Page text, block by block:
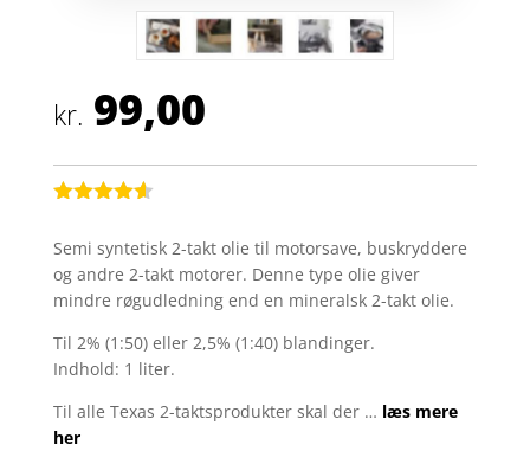
kr. 99,00
ud af 5
baseret
på
kundebedø
Semi syntetisk 2-takt olie til motorsave, buskryddere
og andre 2-takt motorer. Denne type olie giver
mindre røgudledning end en mineralsk 2-takt olie.
Til 2% (1:50) eller 2,5% (1:40) blandinger.
Indhold: 1 liter.
Til alle Texas 2-taktsprodukter skal der … læs mere
her